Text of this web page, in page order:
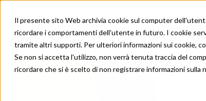
Il presente sito Web archivia cookie sul computer
ricordare i comportamenti dell'utente in futuro. I cookie
tramite altri supporti. Per ulteriori informazioni sui cookie,
Se non si accetta l'utilizzo, non verrà tenuta traccia del
ricordare che si è scelto di non registrare informazioni sulla
Trapianti